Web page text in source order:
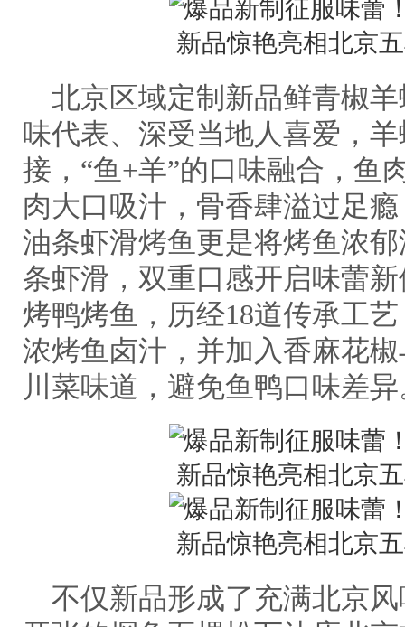
北京区域定制新品鲜青椒
味代表、深受当地人喜爱，
接，“鱼+羊”的口味融合，鱼
肉大口吸汁，骨香肆溢过足
油条虾滑烤鱼更是将烤鱼浓
条虾滑，双重口感开启味蕾
烤鸭烤鱼，历经18道传承工
浓烤鱼卤汁，并加入香麻花
川菜味道，避免鱼鸭口味差
不仅新品形成了充满北京